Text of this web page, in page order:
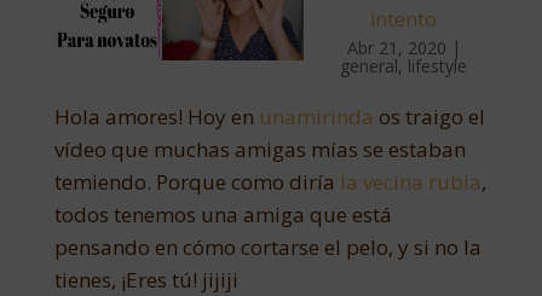
intento
Abr 21, 2020 |
general, lifestyle
Hola amores! Hoy en unamirinda os traigo el
vídeo que muchas amigas mías se estaban
temiendo. Porque como diría la vecina rubia,
todos tenemos una amiga que está
pensando en cómo cortarse el pelo, y si no la
tienes, ¡Eres tú! jijiji